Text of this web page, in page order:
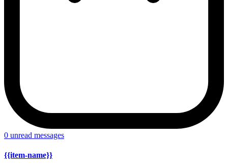
0 unread messages
{{item-name}}